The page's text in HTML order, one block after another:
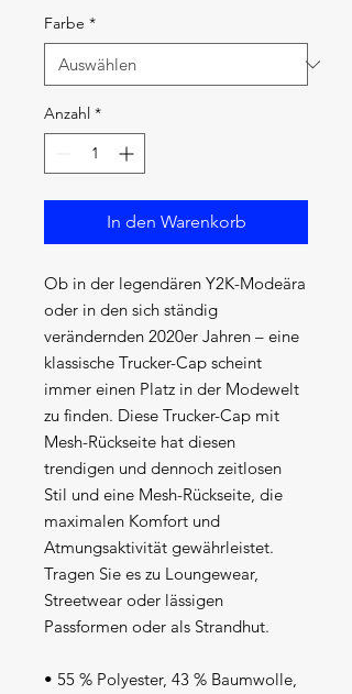
Farbe *
Anzahl *
In den Warenkorb
Ob in der legendären Y2K-Modeära
oder in den sich ständig
verändernden 2020er Jahren – eine
klassische Trucker-Cap scheint
immer einen Platz in der Modewelt
zu finden. Diese Trucker-Cap mit
Mesh-Rückseite hat diesen
trendigen und dennoch zeitlosen
Stil und eine Mesh-Rückseite, die
maximalen Komfort und
Atmungsaktivität gewährleistet.
Tragen Sie es zu Loungewear,
Streetwear oder lässigen
Passformen oder als Strandhut.
• 55 % Polyester, 43 % Baumwolle,